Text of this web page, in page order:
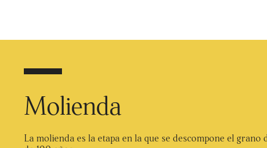
Molienda
La molienda es la etapa en la que se descompone el